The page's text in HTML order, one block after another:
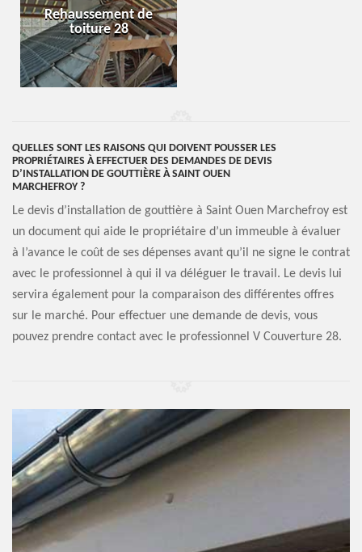
Rehaussement de
toiture 28
QUELLES SONT LES RAISONS QUI DOIVENT POUSSER LES
PROPRIÉTAIRES À EFFECTUER DES DEMANDES DE DEVIS
D’INSTALLATION DE GOUTTIÈRE À SAINT OUEN
MARCHEFROY ?
Le devis d’installation de gouttière à Saint Ouen Marchefroy est
un document qui aide le propriétaire d’un immeuble à évaluer
à l’avance le coût de ses dépenses avant qu’il ne signe le contrat
avec le professionnel à qui il va déléguer le travail. Le devis lui
servira également pour la comparaison des différentes offres
sur le marché. Pour effectuer une demande de devis, vous
pouvez prendre contact avec le professionnel V Couverture 28.